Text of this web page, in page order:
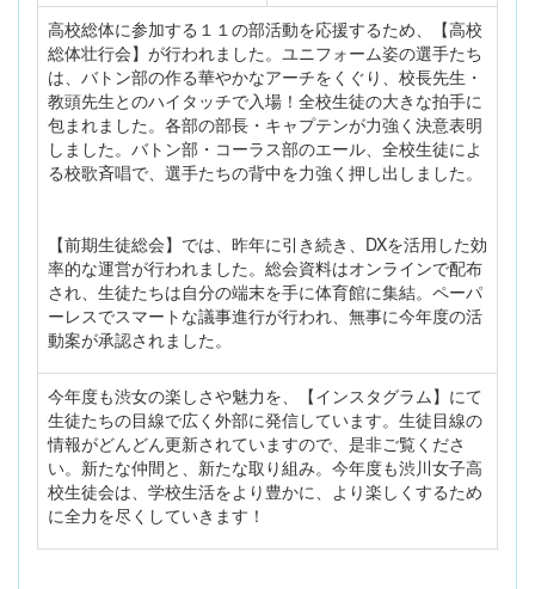
高校総体に参加する１１の部活動を応援するため、【高校
総体壮行会】が行われました。ユニフォーム姿の選手たち
は、バトン部の作る華やかなアーチをくぐり、校長先生・
教頭先生とのハイタッチで入場！全校生徒の大きな拍手に
包まれました。各部の部長・キャプテンが力強く決意表明
しました。バトン部・コーラス部のエール、全校生徒によ
る校歌斉唱で、選手たちの背中を力強く押し出しました。
【前期生徒総会】では、昨年に引き続き、DXを活用した効
率的な運営が行われました。総会資料はオンラインで配布
され、生徒たちは自分の端末を手に体育館に集結。ペーパ
ーレスでスマートな議事進行が行われ、無事に今年度の活
動案が承認されました。
今年度も渋女の楽しさや魅力を、【インスタグラム】にて
生徒たちの目線で広く外部に発信しています。生徒目線の
情報がどんどん更新されていますので、是非ご覧くださ
い。新たな仲間と、新たな取り組み。今年度も渋川女子高
校生徒会は、学校生活をより豊かに、より楽しくするため
に全力を尽くしていきます！